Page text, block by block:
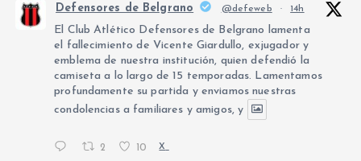
Defensores de Belgrano @defeweb · 14h
El Club Atlético Defensores de Belgrano lamenta
el fallecimiento de Vicente Giardullo, exjugador y
emblema de nuestra institución, quien defendió la
camiseta a lo largo de 15 temporadas. Lamentamos
profundamente su partida y enviamos nuestras
condolencias a familiares y amigos, y
2 10 X